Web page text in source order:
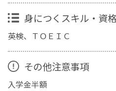
身につくスキル・資
英検、ＴＯＥＩＣ
その他注意事項
入学金半額